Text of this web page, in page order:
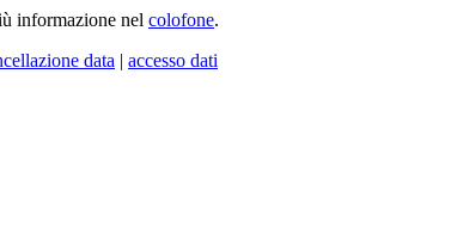
informazione nel colofone.
data | accesso dati